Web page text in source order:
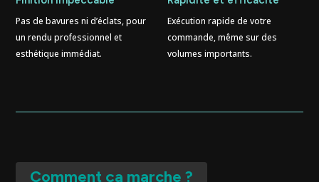
Pas de bavures ni d’éclats, pour
un rendu professionnel et
esthétique immédiat.
Exécution rapide de votre
commande, même sur des
volumes importants.
Comment ça marche ?